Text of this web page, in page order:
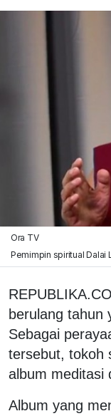
Ora TV
Pemimpin spiritual Dalai
berulang tahun
Sebagai
tersebut, tokoh
album meditasi
Album yang